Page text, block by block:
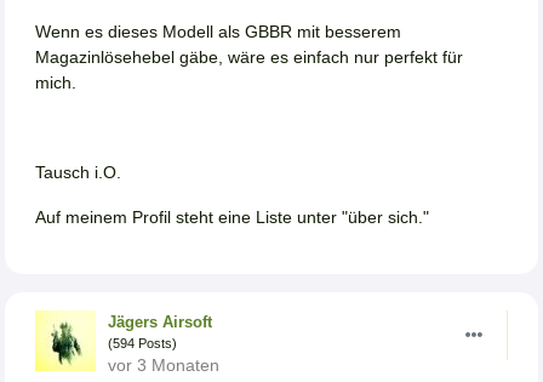
Wenn es dieses Modell als GBBR mit besserem
Magazinlösehebel gäbe, wäre es einfach nur perfekt für
mich.
Tausch i.O.
Auf meinem Profil steht eine Liste unter "über sich."
Jägers Airsoft
(594 Posts)
vor 3 Monaten